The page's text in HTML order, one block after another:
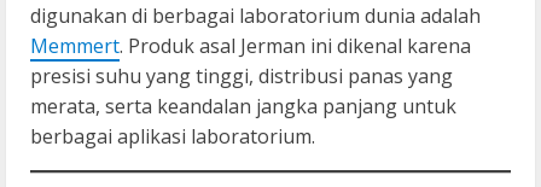
digunakan di berbagai laboratorium dunia adalah
Memmert. Produk asal Jerman ini dikenal karena
presisi suhu yang tinggi, distribusi panas yang
merata, serta keandalan jangka panjang untuk
berbagai aplikasi laboratorium.